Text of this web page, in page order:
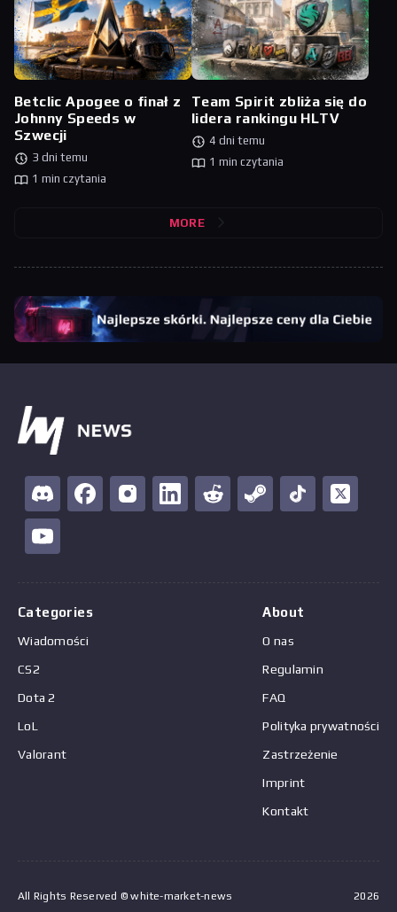
Betclic Apogee o finał z
Johnny Speeds w
Szwecji
3 dni temu
1 min czytania
Team Spirit zbliża się do
lidera rankingu HLTV
4 dni temu
1 min czytania
MORE
Categories
Wiadomości
CS2
Dota 2
LoL
Valorant
About
O nas
Regulamin
FAQ
Polityka prywatności
Zastrzeżenie
Imprint
Kontakt
All Rights Reserved © white-market-news 2026